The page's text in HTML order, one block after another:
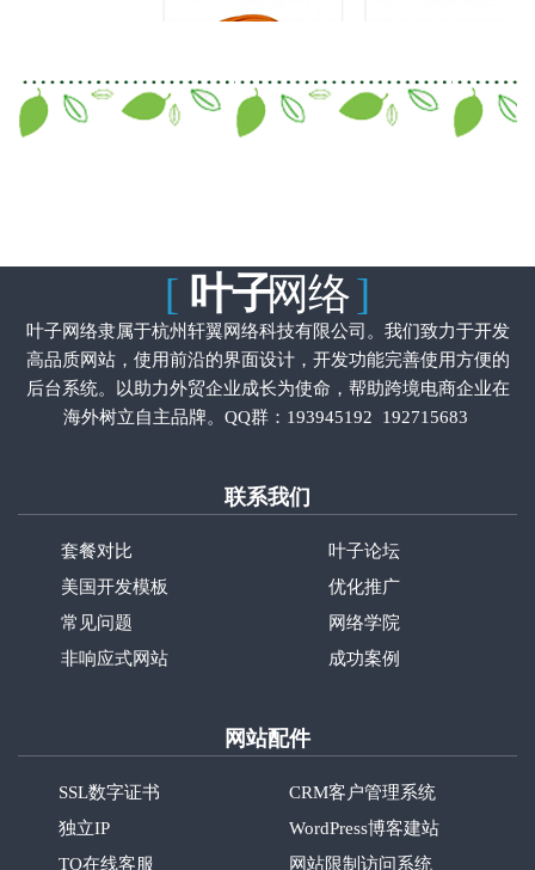
[ 叶子网络]
叶子网络隶属于杭州轩翼网络科技有限公司。我们致力于开发
高品质网站，使用前沿的界面设计，开发功能完善使用方便的
后台系统。以助力外贸企业成长为使命，帮助跨境电商企业在
海外树立自主品牌。QQ群： 193945192 192715683
联系我们
套餐对比
美国开发模板
常见问题
非响应式网站
叶子论坛
优化推广
网络学院
成功案例
网站配件
SSL数字证书
独立IP
TQ在线客服
CRM客户管理系统
WordPress博客建站
网站限制访问系统